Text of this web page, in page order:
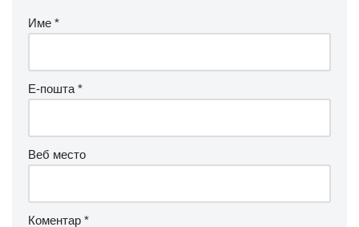
Име *
Е-пошта *
Веб место
Коментар *